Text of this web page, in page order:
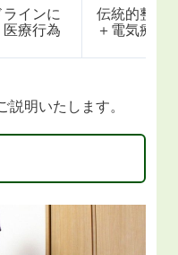
ラインに
療行為
伝統的整復
＋電気療法
説明いたします。